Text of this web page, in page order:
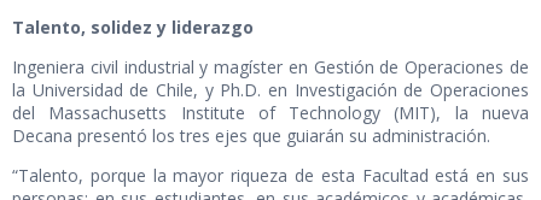
Talento, solidez y liderazgo
Ingeniera civil industrial y magíster en Gestión de Operaciones de
la Universidad de Chile, y Ph.D. en Investigación de Operaciones
del Massachusetts Institute of Technology (MIT), la nueva
Decana presentó los tres ejes que guiarán su administración.
“Talento, porque la mayor riqueza de esta Facultad está en sus